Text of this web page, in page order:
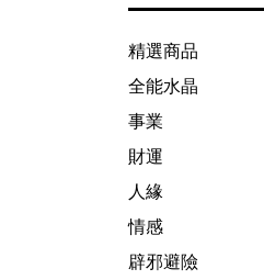
精選商品
全能水晶
事業
財運
人緣
情感
辟邪避險